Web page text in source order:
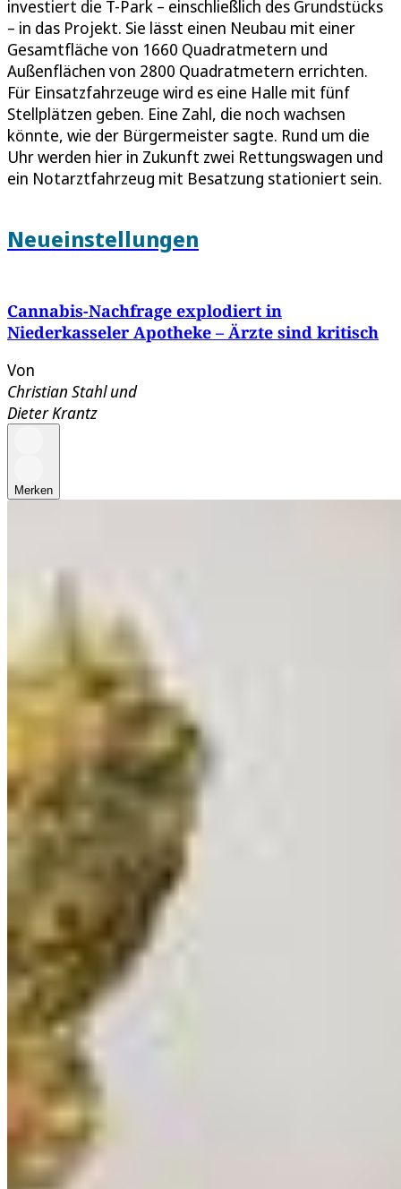
investiert die T-Park – einschließlich des Grundstücks
– in das Projekt. Sie lässt einen Neubau mit einer
Gesamtfläche von 1660 Quadratmetern und
Außenflächen von 2800 Quadratmetern errichten.
Für Einsatzfahrzeuge wird es eine Halle mit fünf
Stellplätzen geben. Eine Zahl, die noch wachsen
könnte, wie der Bürgermeister sagte. Rund um die
Uhr werden hier in Zukunft zwei Rettungswagen und
ein Notarztfahrzeug mit Besatzung stationiert sein.
Neueinstellungen
Cannabis-Nachfrage explodiert in
Niederkasseler Apotheke – Ärzte sind kritisch
Von
Christian Stahlund
Dieter Krantz
Merken